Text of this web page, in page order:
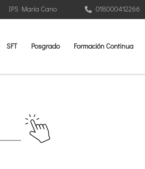
IPS María Cano 018000412266
SFT Posgrado Formación Continua